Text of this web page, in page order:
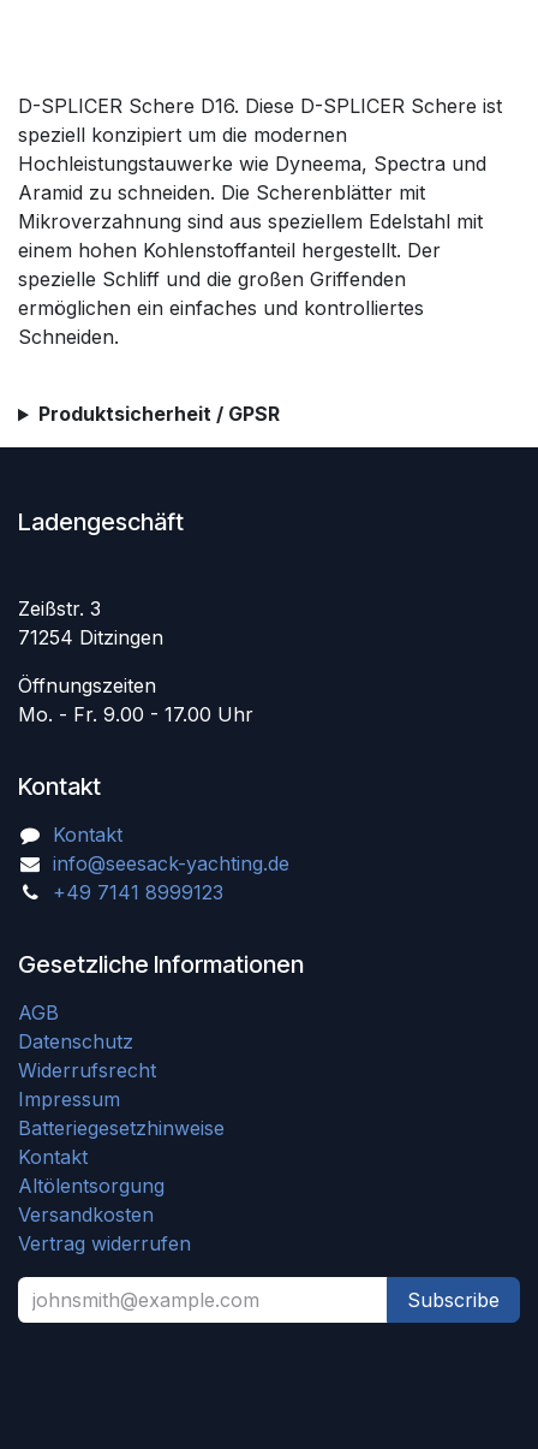
D-SPLICER Schere D16. Diese D-SPLICER Schere ist
speziell konzipiert um die modernen
Hochleistungstauwerke wie Dyneema, Spectra und
Aramid zu schneiden. Die Scherenblätter mit
Mikroverzahnung sind aus speziellem Edelstahl mit
einem hohen Kohlenstoffanteil hergestellt. Der
spezielle Schliff und die großen Griffenden
ermöglichen ein einfaches und kontrolliertes
Schneiden.
Produktsicherheit / GPSR
Ladengeschäft
Zeißstr. 3
71254 Ditzingen
Öffnungszeiten
Mo. - Fr. 9.00 - 17.00 Uhr
Kontakt
Kontakt
info@seesack-yachting.de
+49 7141 8999123
Gesetzliche Informationen
AGB
Datenschutz
Widerrufsrecht
Impressum
Batteriegesetzhinweise
Kontakt
Altölentsorgung
Versandkosten
Vertrag widerrufen
Subscribe